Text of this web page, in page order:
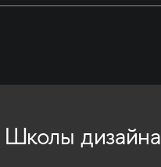
дизайна